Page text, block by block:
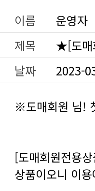
이름
운영자
제목
★[도매
날짜
2023-
※도매회원 님!
[도매회원전용
상품이오니 이